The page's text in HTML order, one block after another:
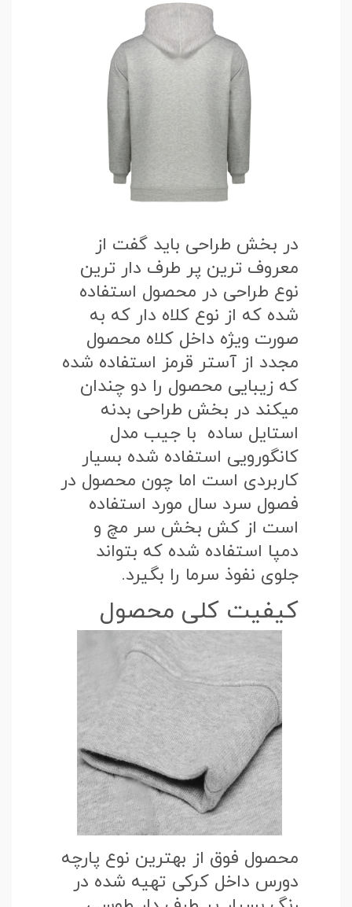
در بخش طراحی باید گفت از
معروف ترین پر طرف دار ترین
نوع طراحی در محصول استفاده
شده که از نوع کلاه دار که به
صورت ویژه داخل کلاه محصول
مجدد از آستر قرمز استفاده شده
که زیبایی محصول را دو چندان
میکند در بخش طراحی بدنه
استایل ساده با جیب مدل
کانگورویی استفاده شده بسیار
کاربردی است اما چون محصول در
فصول سرد سال مورد استفاده
است از کش بخش سر مچ و
دمپا استفاده شده که بتواند
جلوی نفوذ سرما را بگیرد.
کیفیت کلی محصول
محصول فوق از بهترین نوع پارچه
دورس داخل کرکی تهیه شده در